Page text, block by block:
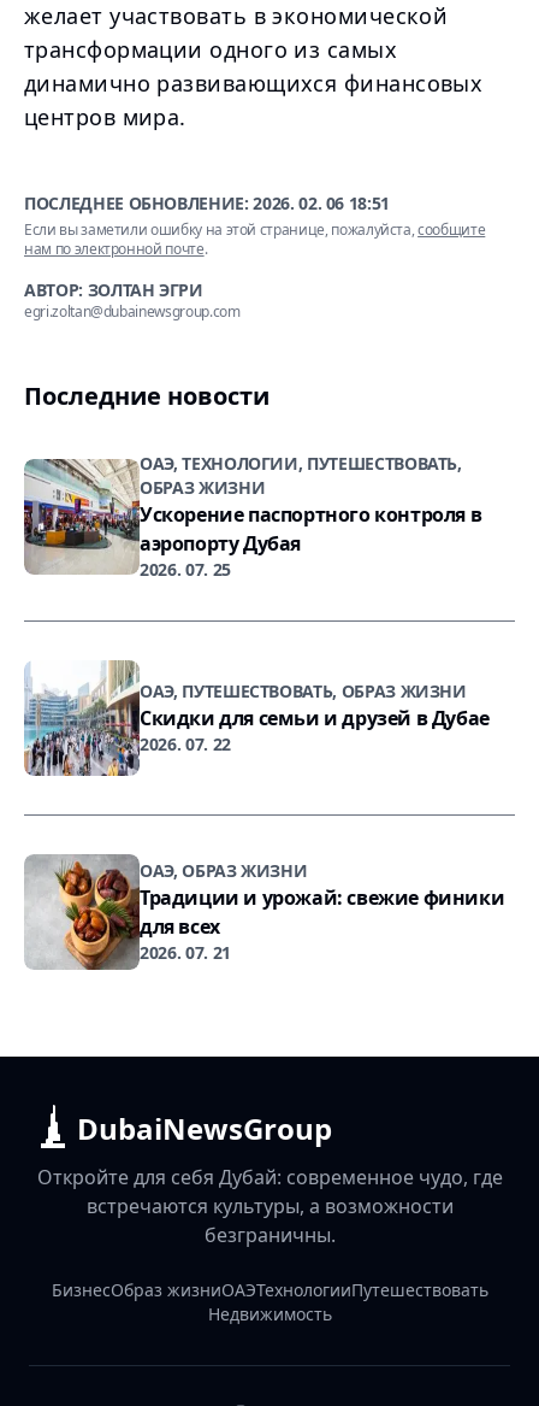
желает участвовать в экономической
трансформации одного из самых
динамично развивающихся финансовых
центров мира.
ПОСЛЕДНЕЕ ОБНОВЛЕНИЕ:2026. 02. 06 18:51
Если вы заметили ошибку на этой странице, пожалуйста,сообщите
нам по электронной почте.
АВТОР: ЗОЛТАН ЭГРИ
egri.zoltan@dubainewsgroup.com
Последние новости
ОАЭ, ТЕХНОЛОГИИ, ПУТЕШЕСТВОВАТЬ,
ОБРАЗ ЖИЗНИ
Ускорение паспортного контроля в
аэропорту Дубая
2026. 07. 25
ОАЭ, ПУТЕШЕСТВОВАТЬ, ОБРАЗ ЖИЗНИ
Скидки для семьи и друзей в Дубае
2026. 07. 22
ОАЭ, ОБРАЗ ЖИЗНИ
Традиции и урожай: свежие финики
для всех
2026. 07. 21
DubaiNewsGroup
Откройте для себя Дубай: современное чудо, где
встречаются культуры, а возможности
безграничны.
БизнесОбраз жизниОАЭТехнологииПутешествовать
Недвижимость